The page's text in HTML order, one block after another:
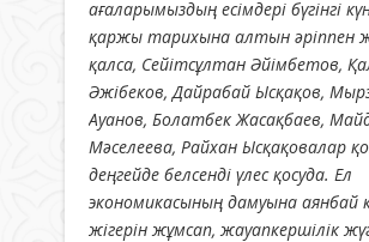
ағаларымыздың есімдері бүгінгі
қаржы тарихына алтын әріппен
қалса, Сейітсұлтан Әйімбетов,
Әжібеков, Дайрабай Ысқақов,
Ауанов, Болатбек Жасақбаев,
Мәселеева, Райхан Ысқақовалар
деңгейде белсенді үлес қосуда. Ел
экономикасының дамуына аянбай
жігерін жұмсап, жауапкершілік